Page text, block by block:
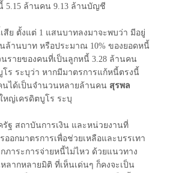
5.15 ล้านคน 9.13 ล้านบัญชี
สีย ตั้งแต่ 1 แสนบาทลงมาจะพบว่า มีอยู่
ล้านบาท หรือประมาณ 10% ของยอดหนี้
รายของคนที่เป็นลูกหนี้ 3.28 ล้านคน
ร ระบุว่า หากมีมาตรการแก้หนี้ตรงนี้
นได้เป็นจำนวนหลายล้านคน สุรพล
หญ่เครดิตบูโร ระบุ
ฐ สถาบันการเงิน และหน่วยงานที่
ออกมาตรการเพื่อช่วยเหลือและบรรเทา
ภาระการจ่ายหนี้ไม่ไหว ด้วยแนวทาง
ลากหลายมิติ ที่เห็นเด่นๆ ก็คงจะเป็น